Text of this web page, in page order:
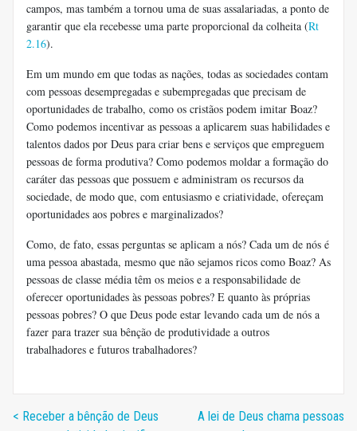
campos, mas também a tornou uma de suas assalariadas, a ponto de
garantir que ela recebesse uma parte proporcional da colheita (Rt
2.16).
Em um mundo em que todas as nações, todas as sociedades contam
com pessoas desempregadas e subempregadas que precisam de
oportunidades de trabalho, como os cristãos podem imitar Boaz?
Como podemos incentivar as pessoas a aplicarem suas habilidades e
talentos dados por Deus para criar bens e serviços que empreguem
pessoas de forma produtiva? Como podemos moldar a formação do
caráter das pessoas que possuem e administram os recursos da
sociedade, de modo que, com entusiasmo e criatividade, ofereçam
oportunidades aos pobres e marginalizados?
Como, de fato, essas perguntas se aplicam a nós? Cada um de nós é
uma pessoa abastada, mesmo que não sejamos ricos como Boaz? As
pessoas de classe média têm os meios e a responsabilidade de
oferecer oportunidades às pessoas pobres? E quanto às próprias
pessoas pobres? O que Deus pode estar levando cada um de nós a
fazer para trazer sua bênção de produtividade a outros
trabalhadores e futuros trabalhadores?
< Receber a bênção de Deus
A lei de Deus chama pessoas